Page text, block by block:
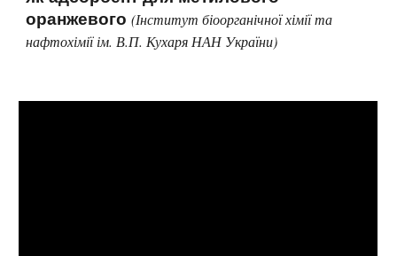
оранжевого (Інститут біоорганічної хімії та
нафтохімії ім. В.П. Кухаря НАН України)